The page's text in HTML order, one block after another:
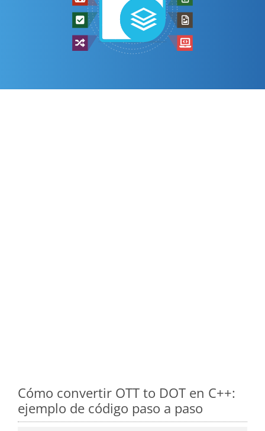
Cómo convertir OTT to DOT en C++:
ejemplo de código paso a paso